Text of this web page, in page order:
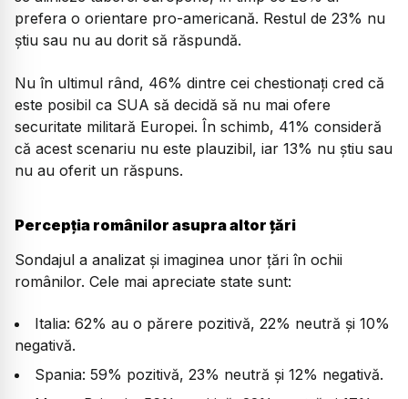
prefera o orientare pro-americană. Restul de 23% nu
știu sau nu au dorit să răspundă.
Nu în ultimul rând, 46% dintre cei chestionați cred că
este posibil ca SUA să decidă să nu mai ofere
securitate militară Europei. În schimb, 41% consideră
că acest scenariu nu este plauzibil, iar 13% nu știu sau
nu au oferit un răspuns.
Percepția românilor asupra altor țări
Sondajul a analizat și imaginea unor țări în ochii
românilor. Cele mai apreciate state sunt:
Italia: 62% au o părere pozitivă, 22% neutră și 10%
negativă.
Spania: 59% pozitivă, 23% neutră și 12% negativă.